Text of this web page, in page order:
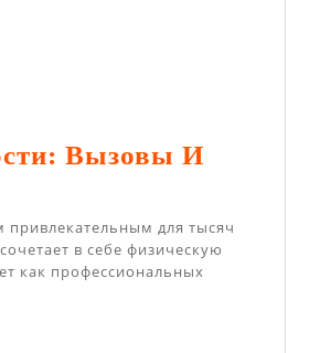
Вызовы И
Пересеченной
привлекательным для тысяч
в себе физическую
как профессиональных